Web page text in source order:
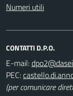
Numeri utili
CONTATTI D.P.O.
E-mail:
PEC:
(per comunicare